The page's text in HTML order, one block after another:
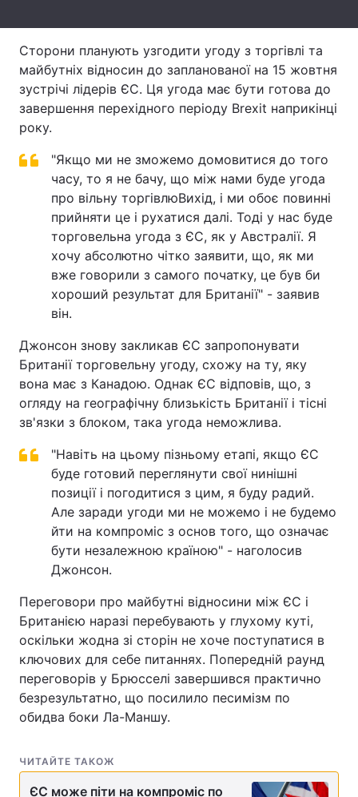
Тема оформлення
Сторони планують узгодити угоду з торгівлі та
майбутніх відносин до запланованої на 15 жовтня
зустрічі лідерів ЄС. Ця угода має бути готова до
завершення перехідного періоду Brexit наприкінці
року.
"Якщо ми не зможемо домовитися до того
часу, то я не бачу, що між нами буде угода
про вільну торгівлюВихід, і ми обоє повинні
прийняти це і рухатися далі. Тоді у нас буде
торговельна угода з ЄС, як у Австралії. Я
хочу абсолютно чітко заявити, що, як ми
вже говорили з самого початку, це був би
хороший результат для Британії" - заявив
він.
Джонсон знову закликав ЄС запропонувати
Британії торговельну угоду, схожу на ту, яку
вона має з Канадою. Однак ЄС відповів, що, з
огляду на географічну близькість Британії і тісні
зв'язки з блоком, така угода неможлива.
"Навіть на цьому пізньому етапі, якщо ЄС
буде готовий переглянути свої нинішні
позиції і погодитися з цим, я буду радий.
Але заради угоди ми не можемо і не будемо
йти на компроміс з основ того, що означає
бути незалежною країною" - наголосив
Джонсон.
Переговори про майбутні відносини між ЄС і
Британією наразі перебувають у глухому куті,
оскільки жодна зі сторін не хоче поступатися в
ключових для себе питаннях. Попередній раунд
переговорів у Брюсселі завершився практично
безрезультатно, що посилило песимізм по
обидва боки Ла-Маншу.
ЧИТАЙТЕ ТАКОЖ
ЄС може піти на компроміс по